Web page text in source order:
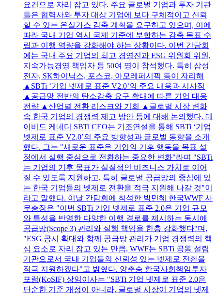
요건으로 자리 잡고 있다. 주요 글로벌 기업과 투자 기관
들은 협력사와 투자 대상 기업에 보다 구체적이고 신뢰
할 수 있는 온실가스 감축 계획을 요구하고 있으며, 이에
따라 국내 기업 역시 국제 기준에 부합하는 감축 목표 수
립과 이행 역량을 강화해야 하는 상황이다. 이번 간담회
에는 국내 주요 기업의 최고 경영진과 ESG 위원회 위원,
지속가능경영 책임자 등 50여 명이 참석했다. 특히 삼성
전자, SK하이닉스, 포스코, 아모레퍼시픽 등이 자리해
▲SBTi ‘기업 넷제로 표준 V2.0’의 주요 내용과 시사점
▲공급망 전반의 탄소감축 요구 확대에 따른 기업 대응
전략 ▲산업별 전환 리스크와 기회 ▲글로벌 시장 변화
속 한국 기업의 경쟁력 제고 방안 등에 대해 논의했다. 데
이비드 케네디 SBTi CEO는 기조연설을 통해 SBTi ‘기업
넷제로 표준 V2.0’의 주요 방향성과 글로벌 동향을 소개
했다. 그는 "새로운 표준은 기업의 기후 행동을 목표 설
정에서 실행 중심으로 전환하는 중요한 변화"라며 "SBTi
는 기업의 기후 목표가 실질적인 비즈니스 가치로 이어
질 수 있도록 지원하고, 특히 글로벌 공급망의 중심에 있
는 한국 기업들의 넷제로 전환을 적극 지원해 나갈 것"이
라고 말했다. 이날 간담회에 참석한 박민혜 한국WWF 사
무총장은 "이번 SBTi 기업 넷제로 표준 2.0은 기업 규모
와 특성을 반영한 다양한 이행 경로를 제시하는 동시에
공급망(Scope 3) 관리와 실행 책임을 한층 강화했다"며,
"ESG 공시 확대와 함께 공급망 관리가 기업 경쟁력의 핵
심 요소로 자리 잡고 있는 만큼, WWF는 SBTi 공동 설립
기관으로서 국내 기업들의 신뢰성 있는 넷제로 전환을
적극 지원하겠다"고 밝혔다. 양춘승 한국사회책임투자
포럼(KoSIF) 상임이사는 "SBTi 기업 넷제로 표준 2.0은
단순한 기준 개정이 아니라, 글로벌 시장이 기업의 넷제